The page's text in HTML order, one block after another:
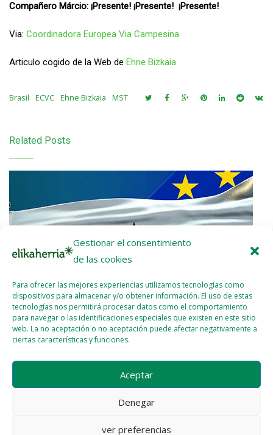
Gestionar el consentimiento
de las cookies
Para ofrecer las mejores experiencias utilizamos tecnologías como
dispositivos para almacenar y/o obtener información. El uso de estas
tecnologías nos permitirá procesar datos como el comportamiento
para navegar o las identificaciones especiales que existen en este sitio
web. La no aceptación o no aceptación puede afectar negativamente a
ciertas características y funciones.
Aceptar
Denegar
ver preferencias
Compañero Márcio: ¡Presente! ¡Presente! ¡Presente!
Via: Coordinadora Europea Via Campesina
Articulo cogido de la Web de Ehne Bizkaia
Brasil ECVC Ehne Bizkaia MST
Related Posts
Nota de prensa: ¡UE-Mercosur Stop!
WEBMASTER